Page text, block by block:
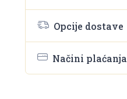
Opcije dostave
Načini plaćanja